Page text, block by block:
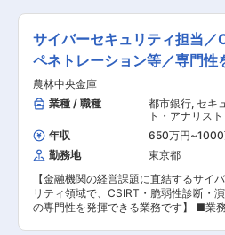
Windows2003/2012/2015他、Linux、
のOS、ミドル ウェアの設計・構築経
トワーク・サーバ（オンプレミス、ク
計、構築、運用／ネットワーク/サーバ
ードバランス、不可分散処理 変更の範囲：会社の
定める業務
う増員〜 多種多様な業界・業種のお客
情報セキュリティ分野のSOCアナリス
サイバー脅威の監視・分析・対応を行
キュリティインシデントの早期発見と
て、企業の重要なシステムを守る最前
ョンを担っていただきます。 ■具体的には：
◇SIEMツールを用いたアラート監視
キュリティインシデント発生時の初期
特定、エスカレーション ◇最新の脅威
と、お客様への対策提案 ◇お客様向け
ント対応の報告書作成・支援 ◇24時間
セキュリティ監視サービスおよびアラ
インシデント対応計画策定の支援や脅
ート作成 ■当社の魅力： ◇MRI共同研究による最
先端の生成AIの開発◎ ◇様々なローコ
ーションにて、業務可視化・業務効率
サイバーセキュリティ担当／
ペネトレーション等／専門性
農林中央金庫
業種 / 職種
都市銀行, セキ
ト・アナリス
ア（脆弱性診
リティ）
年収 650万円~1000
勤務地
東京都
【金融機関の経営課題に直結するサイ
リティ領域で、CSIRT・脆弱性診断・
の専門性を発揮できる業務です】 ■業務概要 当